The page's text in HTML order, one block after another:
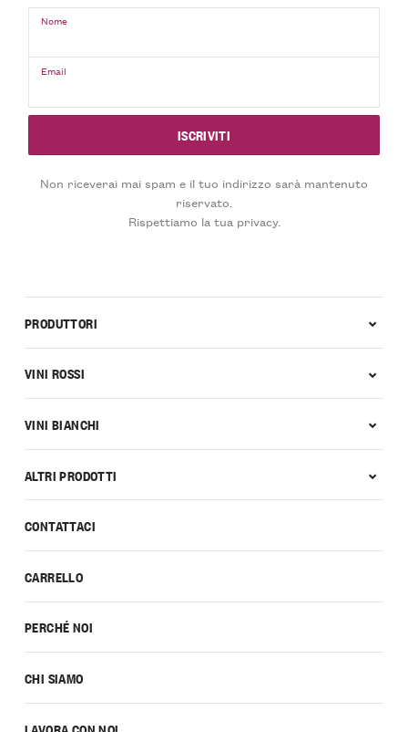
Nome
Email
Non riceverai mai spam e il tuo indirizzo sarà mantenuto
riservato.
Rispettiamo la tua privacy.
CONTATTACI
CARRELLO
PERCHÉ NOI
CHI SIAMO
PRODUTTORI
VINI ROSSI
VINI BIANCHI
ALTRI PRODOTTI